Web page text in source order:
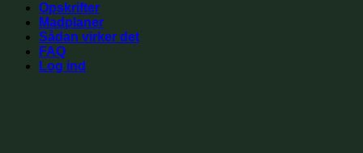
Opskrifter
Madplaner
Sådan virker det
FAQ
Log ind